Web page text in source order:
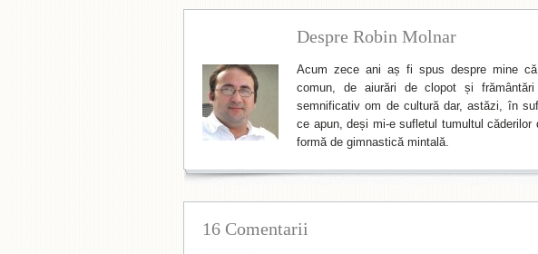
Despre Robin Molnar
Acum zece ani aș fi spus despre mine
comun, de aiurări de clopot și
semnificativ om de cultură dar, astăzi, în
ce apun, deși mi-e sufletul tumultul
formă de gimnastică mintală.
16 Comentarii